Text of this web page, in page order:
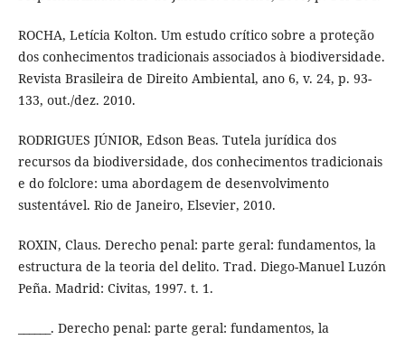
ROCHA, Letícia Kolton. Um estudo crítico sobre a proteção
dos conhecimentos tradicionais associados à biodiversidade.
Revista Brasileira de Direito Ambiental, ano 6, v. 24, p. 93-
133, out./dez. 2010.
RODRIGUES JÚNIOR, Edson Beas. Tutela jurídica dos
recursos da biodiversidade, dos conhecimentos tradicionais
e do folclore: uma abordagem de desenvolvimento
sustentável. Rio de Janeiro, Elsevier, 2010.
ROXIN, Claus. Derecho penal: parte geral: fundamentos, la
estructura de la teoria del delito. Trad. Diego-Manuel Luzón
Peña. Madrid: Civitas, 1997. t. 1.
______. Derecho penal: parte geral: fundamentos, la